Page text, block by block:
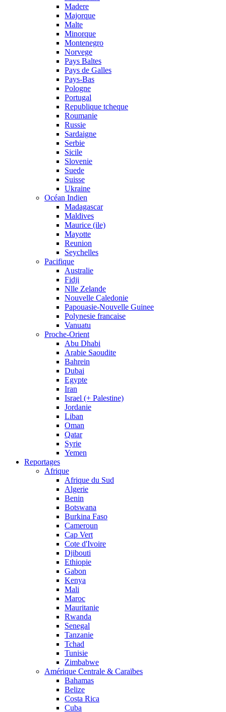
Madere
Majorque
Malte
Minorque
Montenegro
Norvege
Pays Baltes
Pays de Galles
Pays-Bas
Pologne
Portugal
Republique tcheque
Roumanie
Russie
Sardaigne
Serbie
Sicile
Slovenie
Suede
Suisse
Ukraine
Océan Indien
Madagascar
Maldives
Maurice (ile)
Mayotte
Reunion
Seychelles
Pacifique
Australie
Fidji
Nlle Zelande
Nouvelle Caledonie
Papouasie-Nouvelle Guinee
Polynesie francaise
Vanuatu
Proche-Orient
Abu Dhabi
Arabie Saoudite
Bahrein
Dubai
Egypte
Iran
Israel (+ Palestine)
Jordanie
Liban
Oman
Qatar
Syrie
Yemen
Reportages
Afrique
Afrique du Sud
Algerie
Benin
Botswana
Burkina Faso
Cameroun
Cap Vert
Cote d'Ivoire
Djibouti
Ethiopie
Gabon
Kenya
Mali
Maroc
Mauritanie
Rwanda
Senegal
Tanzanie
Tchad
Tunisie
Zimbabwe
Amérique Centrale & Caraïbes
Bahamas
Belize
Costa Rica
Cuba